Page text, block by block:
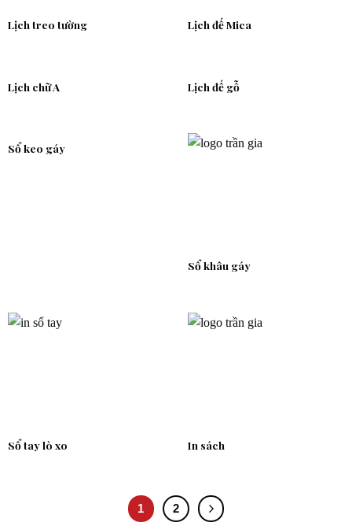
Lịch treo tường Lịch đế Mica
Lịch chữ A Lịch đế gỗ
Sổ keo gáy
Sổ khâu gáy
Sổ tay lò xo In sách
1 2